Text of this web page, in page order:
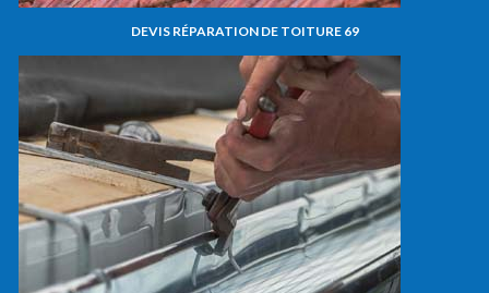
DEVIS RÉPARATION DE TOITURE 69